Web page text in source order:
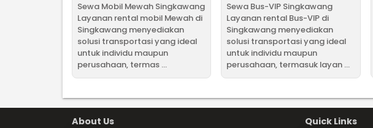
Sewa Mobil Mewah Singkawang
Layanan rental mobil Mewah di
Singkawang menyediakan
solusi transportasi yang ideal
untuk individu maupun
perusahaan, termas ...
Sewa Bus-VIP Singkawang
Layanan rental Bus-VIP di
Singkawang menyediakan
solusi transportasi yang ideal
untuk individu maupun
perusahaan, termasuk layan ...
About Us Quick Links